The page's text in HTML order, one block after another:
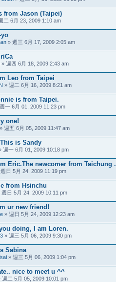
from Jason (Taipei)
二 6月 23, 2009 1:10 am
» 週三 6月 17, 2009 2:05 am
» 週四 6月 18, 2009 2:43 am
Leo from Taipei
» 週二 6月 16, 2009 8:21 am
is from Taipei.
一 6月 01, 2009 11:23 pm
one!
» 週五 6月 05, 2009 11:47 am
is Sandy
週一 6月 01, 2009 10:18 pm
Eric.The newcomer from Taichung .
日 5月 24, 2009 11:19 pm
from Hsinchu
週日 5月 24, 2009 10:11 pm
ur new friend!
» 週日 5月 24, 2009 12:23 am
doing, I am Loren.
» 週三 5月 06, 2009 9:30 pm
Sabina
» 週三 5月 06, 2009 1:04 pm
nice to meet u ^^
週二 5月 05, 2009 10:01 pm